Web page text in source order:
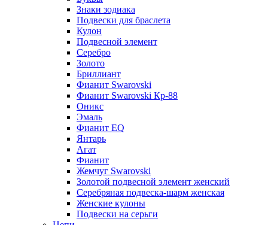
Знаки зодиака
Подвески для браслета
Кулон
Подвесной элемент
Серебро
Золото
Бриллиант
Фианит Swarovski
Фианит Swarovski Кр-88
Оникс
Эмаль
Фианит EQ
Янтарь
Агат
Фианит
Жемчуг Swarovski
Золотой подвесной элемент женcкий
Серебряная подвеска-шарм женская
Женские кулоны
Подвески на серьги